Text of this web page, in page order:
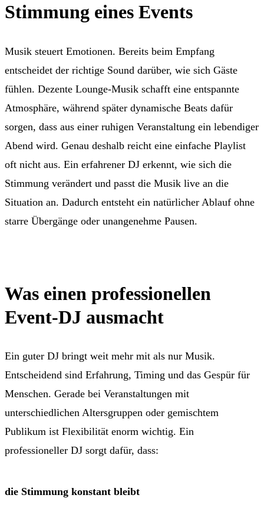
Stimmung eines Events
Musik steuert Emotionen. Bereits beim Empfang
entscheidet der richtige Sound darüber, wie sich Gäste
fühlen. Dezente Lounge-Musik schafft eine entspannte
Atmosphäre, während später dynamische Beats dafür
sorgen, dass aus einer ruhigen Veranstaltung ein lebendiger
Abend wird. Genau deshalb reicht eine einfache Playlist
oft nicht aus. Ein erfahrener DJ erkennt, wie sich die
Stimmung verändert und passt die Musik live an die
Situation an. Dadurch entsteht ein natürlicher Ablauf ohne
starre Übergänge oder unangenehme Pausen.
Was einen professionellen
Event-DJ ausmacht
Ein guter DJ bringt weit mehr mit als nur Musik.
Entscheidend sind Erfahrung, Timing und das Gespür für
Menschen. Gerade bei Veranstaltungen mit
unterschiedlichen Altersgruppen oder gemischtem
Publikum ist Flexibilität enorm wichtig. Ein
professioneller DJ sorgt dafür, dass:
die Stimmung konstant bleibt